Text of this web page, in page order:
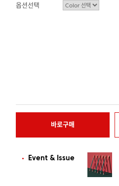
옵션선택
바로구매
Event & Issue